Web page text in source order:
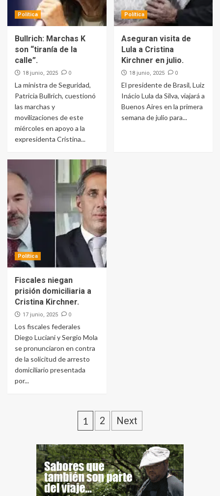
Política
Bullrich: Marchas K
son “tiranía de la
calle”.
18 junio, 2025 0
La ministra de Seguridad,
Patricia Bullrich, cuestionó
las marchas y
movilizaciones de este
miércoles en apoyo a la
expresidenta Cristina...
Política
Aseguran visita de
Lula a Cristina
Kirchner en julio.
18 junio, 2025 0
El presidente de Brasil, Luiz
Inácio Lula da Silva, viajará a
Buenos Aires en la primera
semana de julio para...
Política
Fiscales niegan
prisión domiciliaria a
Cristina Kirchner.
17 junio, 2025 0
Los fiscales federales
Diego Luciani y Sergio Mola
se pronunciaron en contra
de la solicitud de arresto
domiciliario presentada
por...
1 2 Next